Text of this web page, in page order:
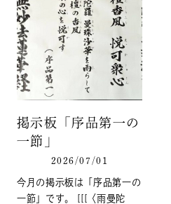
掲示板「序品第一の
一節」
2026/07/01
今月の掲示板は「序品第一の
一節」です。 [[[〈雨曼陀